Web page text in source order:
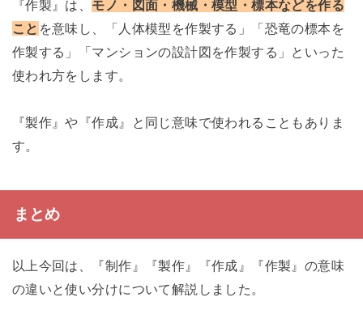
『作製』は、 モノ・図面・機械・模型・標本などを作る
こと を意味し、「人体模型を作製する」「恐竜の標本を
作製する」「マンションの設計図を作製する」といった
使われ方をします。
『製作』や『作成』と同じ意味で使われることもありま
す。
まとめ
以上今回は、『制作』『製作』『作成』『作製』の意味
の違いと使い分けについて解説しました。